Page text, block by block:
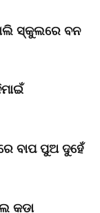
ସ୍କୁଲରେ ବନ
ବାପ ପୁଅ ଦୁହେଁ
କଡ଼ା